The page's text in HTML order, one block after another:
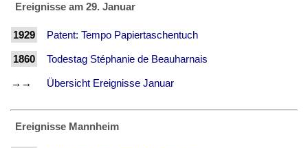
Ereignisse am 29. Januar
1929 Patent: Tempo Papiertaschentuch
1860 Todestag Stéphanie de Beauharnais
→→ Übersicht Ereignisse Januar
Ereignisse Mannheim